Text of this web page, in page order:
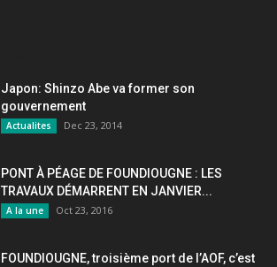
Japon: Shinzo Abe va former son
gouvernement
Actualites Dec 23, 2014
PONT À PÉAGE DE FOUNDIOUGNE : LES
TRAVAUX DÉMARRENT EN JANVIER...
A la une Oct 23, 2016
FOUNDIOUGNE, troisième port de l’AOF, c’est